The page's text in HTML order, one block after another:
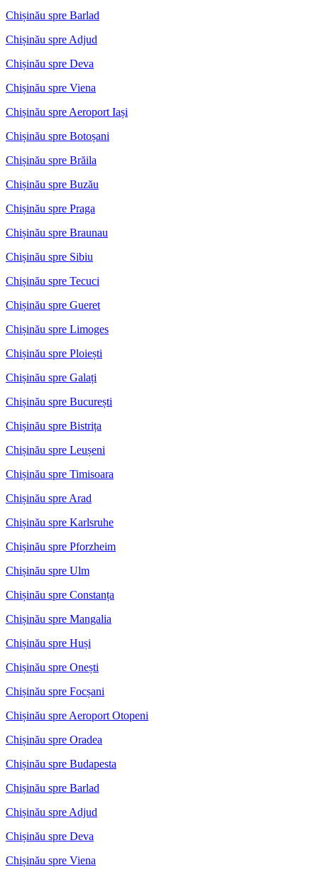
Chișinău spre Barlad
Chișinău spre Adjud
Chișinău spre Deva
Chișinău spre Viena
Chișinău spre Aeroport Iași
Chișinău spre Botoșani
Chișinău spre Brăila
Chișinău spre Buzău
Chișinău spre Praga
Chișinău spre Braunau
Chișinău spre Sibiu
Chișinău spre Tecuci
Chișinău spre Gueret
Chișinău spre Limoges
Chișinău spre Ploiești
Chișinău spre Galați
Chișinău spre București
Chișinău spre Bistrița
Chișinău spre Leușeni
Chișinău spre Timisoara
Chișinău spre Arad
Chișinău spre Karlsruhe
Chișinău spre Pforzheim
Chișinău spre Ulm
Chișinău spre Constanța
Chișinău spre Mangalia
Chișinău spre Huși
Chișinău spre Onești
Chișinău spre Focșani
Chișinău spre Aeroport Otopeni
Chișinău spre Oradea
Chișinău spre Budapesta
Chișinău spre Barlad
Chișinău spre Adjud
Chișinău spre Deva
Chișinău spre Viena